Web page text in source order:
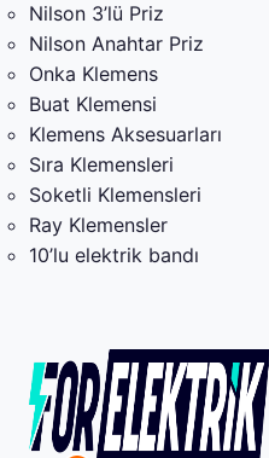
Nilson 3’lü Priz
Nilson Anahtar Priz
Onka Klemens
Buat Klemensi
Klemens Aksesuarları
Sıra Klemensleri
Soketli Klemensleri
Ray Klemensler
10’lu elektrik bandı